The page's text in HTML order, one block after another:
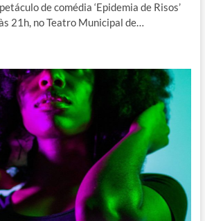
de comédia ‘Epidemia de Risos’
21h, no Teatro Municipal de…